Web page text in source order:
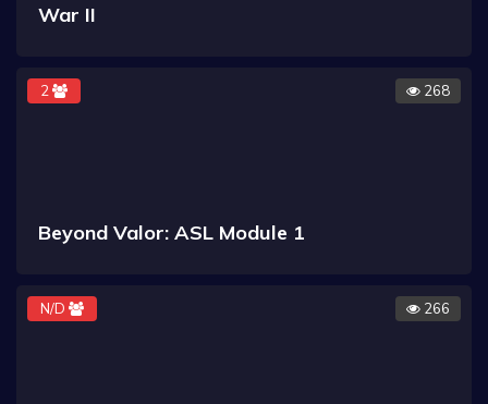
War II
2 268
Beyond Valor: ASL Module 1
N/D 266